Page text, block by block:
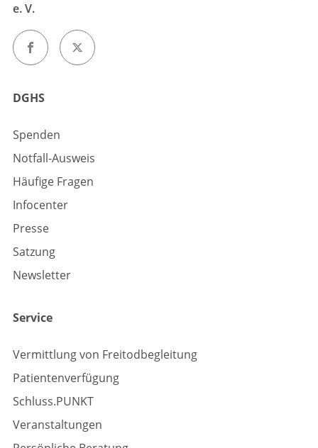
e. V.
DGHS
Spenden
Notfall-Ausweis
Häufige Fragen
Infocenter
Presse
Satzung
Newsletter
Service
Vermittlung von Freitodbegleitung
Patientenverfügung
Schluss.PUNKT
Veranstaltungen